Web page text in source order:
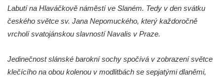
Socha sedící dívky u jezírka ve
Dvořákových sadech v Karlových Varech
ulici Dr. Edvarda Beneše ve Šluknově
Sousoší Rozhovor v Zámecké ulici v
Labutí na Hlaváčkově náměstí ve Slaném. Tedy v den svátku
českého světce sv. Jana Nepomuckého, který každoročně
vrcholí svatojánskou slavností Navalis v Praze.
Jedinečnost slánské barokní sochy spočívá v zobrazení světce
klečícího na obou kolenou v modlitbách se sepjatými dlaněmi,